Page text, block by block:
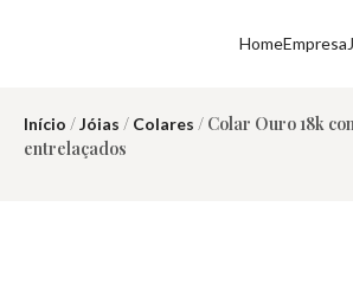
HomeEmpresa
Início /Jóias / Colares / Colar Ouro 18k
entrelaçados